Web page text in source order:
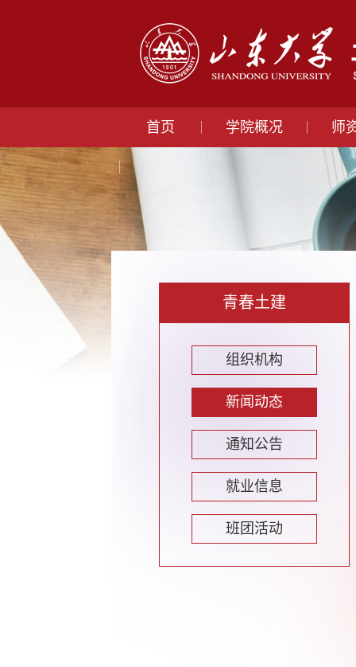
首页 学院概况 师
青春土建
组织机构
新闻动态
通知公告
就业信息
班团活动